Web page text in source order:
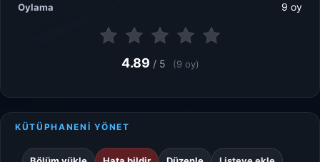
KÜTÜPHANENİ YÖNET
Oylama 9 oy
4.89 / 5 (9 oy)